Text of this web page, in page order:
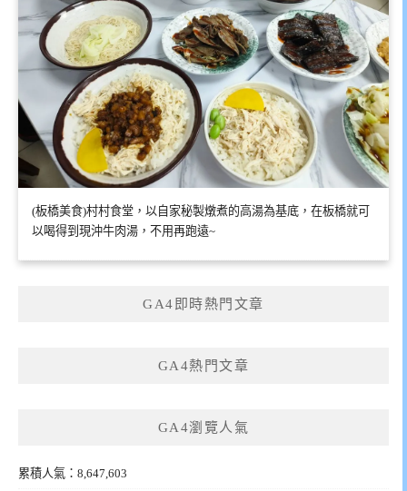
(板橋美食)村村食堂，以自家秘製燉煮的高湯為基底，在板橋就可
以喝得到現沖牛肉湯，不用再跑遠~
GA4即時熱門文章
GA4熱門文章
GA4瀏覽人氣
累積人氣：8,647,603